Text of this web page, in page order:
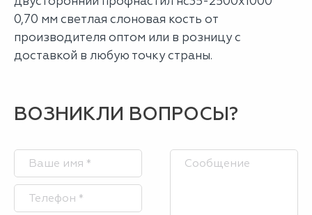
0,70 мм светлая слоновая кость от
производителя оптом или в розницу с
доставкой в любую точку страны.
ВОЗНИКЛИ ВОПРОСЫ?